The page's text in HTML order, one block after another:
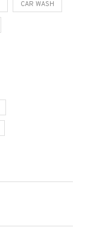
CAR WASH